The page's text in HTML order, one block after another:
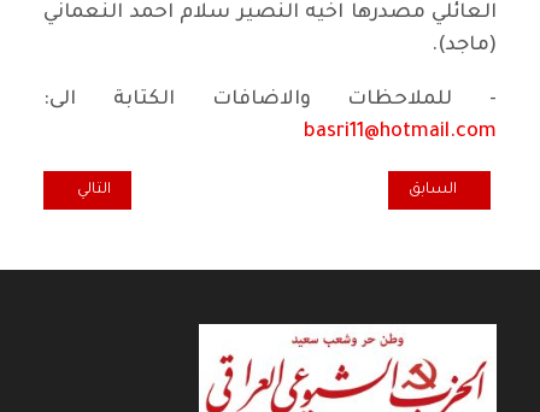
العائلي مصدرها اخيه النصير سلام احمد النعماني
(ماجد).
- للملاحظات والاضافات الكتابة الى:
basri11@hotmail.com
المقال السابق: الشهيد شعبان صبار الراوي
السابق المقال التالي:
التالي